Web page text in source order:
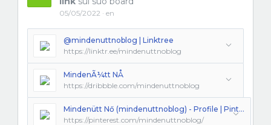
05/05/2022 · en
@mindenuttnoblog | Linktree
https://linktr.ee/mindenuttnoblog
MindenÃ¼tt NÅ
https://dribbble.com/mindenuttnoblog
Mindenütt Nő (mindenuttnoblog) - Profile | Pinterest
https://pinterest.com/mindenuttnoblog/